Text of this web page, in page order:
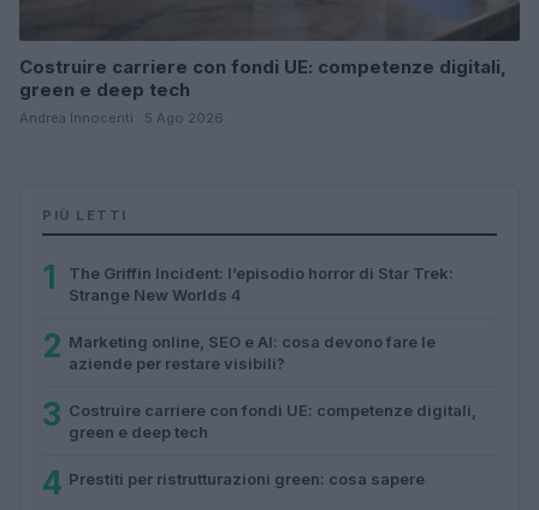
Costruire carriere con fondi UE: competenze digitali,
green e deep tech
Andrea Innocenti · 5 Ago 2026
PIÙ LETTI
1
The Griffin Incident: l’episodio horror di Star Trek:
Strange New Worlds 4
2 Marketing online, SEO e AI: cosa devono fare le
aziende per restare visibili?
3 Costruire carriere con fondi UE: competenze digitali,
green e deep tech
4 Prestiti per ristrutturazioni green: cosa sapere